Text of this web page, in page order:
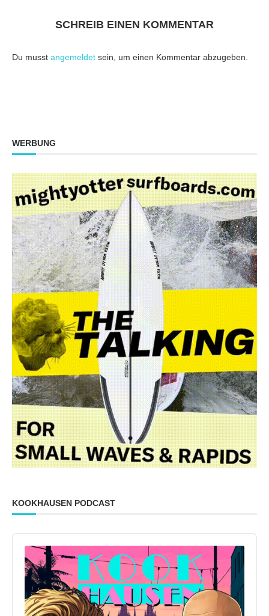
SCHREIB EINEN KOMMENTAR
Du musst angemeldet sein, um einen Kommentar abzugeben.
WERBUNG
KOOKHAUSEN PODCAST
Audio
Player